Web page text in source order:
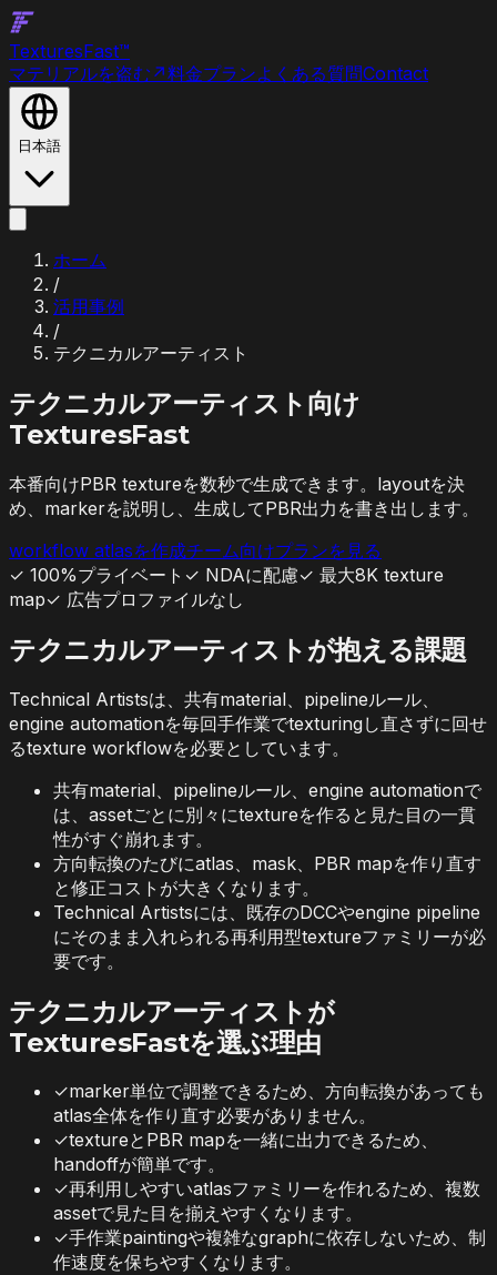
TexturesFast™
マテリアルを盗む ↗料金プランよくある質問Contact
日本語
ホーム
/
活用事例
/
テクニカルアーティスト
テクニカルアーティスト 向け
TexturesFast
本番向けPBR textureを数秒で生成できます。layoutを決
め、markerを説明し、生成してPBR出力を書き出します。
workflow atlasを作成チーム向けプランを見る
✓ 100%プライベート ✓ NDAに配慮✓ 最大8K texture
map✓ 広告プロファイルなし
テクニカルアーティストが抱える課題
Technical Artistsは、共有material、pipelineルール、
engine automationを毎回手作業でtexturingし直さずに回せ
るtexture workflowを必要としています。
共有material、pipelineルール、engine automationで
は、assetごとに別々にtextureを作ると見た目の一貫
性がすぐ崩れます。
方向転換のたびにatlas、mask、PBR mapを作り直す
と修正コストが大きくなります。
Technical Artistsには、既存のDCCやengine pipeline
にそのまま入れられる再利用型textureファミリーが必
要です。
テクニカルアーティストが
TexturesFastを選ぶ理由
✓marker単位で調整できるため、方向転換があっても
atlas全体を作り直す必要がありません。
✓textureとPBR mapを一緒に出力できるため、
handoffが簡単です。
✓再利用しやすいatlasファミリーを作れるため、複数
assetで見た目を揃えやすくなります。
✓手作業paintingや複雑なgraphに依存しないため、制
作速度を保ちやすくなります。